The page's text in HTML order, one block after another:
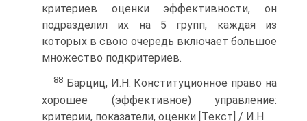
критериев оценки эффективности, он
подразделил их на 5 групп, каждая из
которых в свою очередь включает большое
множество подкритериев.
88 Барциц, И.Н. Конституционное право на
хорошее (эффективное) управление:
критерии, показатели, оценки [Текст] / И.Н.